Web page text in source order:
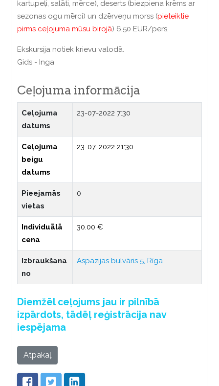
kartupeļi, salāti, mērce), deserts (biezpiena krēms ar
sezonas ogu mērci) un dzērveņu morss (pieteiktie
pirms ceļojuma mūsu birojā) 6,50 EUR/pers.
Ekskursija notiek krievu valodā.
Gids - Inga
Ceļojuma informācija
Ceļojuma
datums
23-07-2022 7:30
Ceļojuma
beigu
datums
23-07-2022 21:30
Pieejamās
vietas
0
Individuālā
cena
30.00 €
Izbraukšana
no
Aspazijas bulvāris 5, Rīga
Diemžēl ceļojums jau ir pilnībā
izpārdots, tādēļ reģistrācija nav
iespējama
Atpakaļ